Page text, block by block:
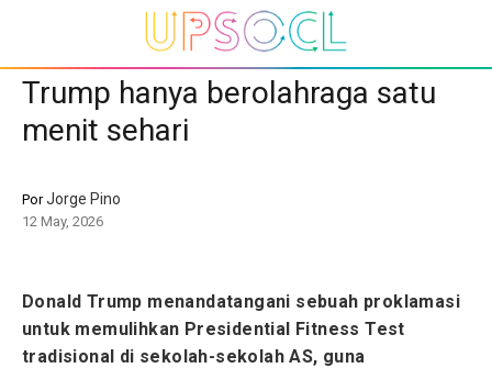
Trump hanya berolahraga satu
menit sehari
PorJorge Pino
12 May, 2026
Donald Trump menandatangani sebuah proklamasi
untuk memulihkan Presidential Fitness Test
tradisional di sekolah-sekolah AS, guna